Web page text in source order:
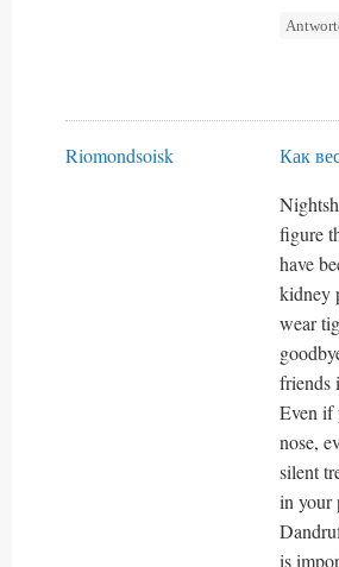
Riomondsoisk
Как
figure
have
kidney
wear
friends
Even if
nose,
silent
in your
is